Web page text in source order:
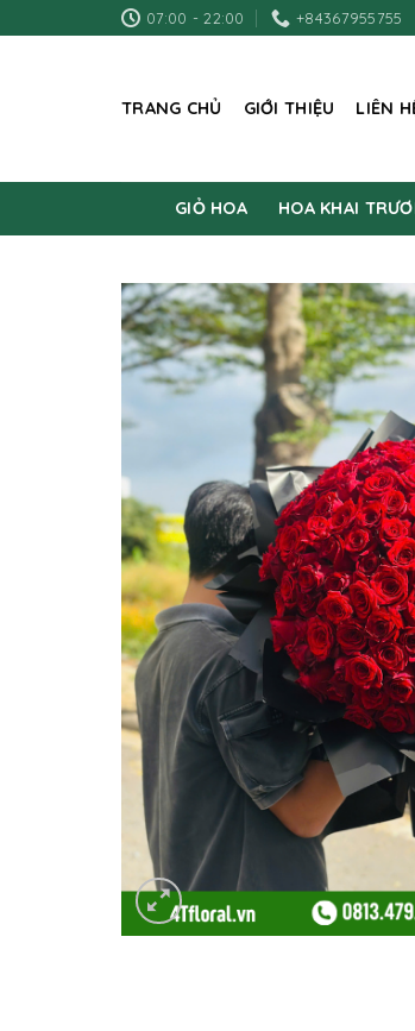
to
07:00 - 22:00 +84367955755
TRANG CHỦ GIỚI THIỆU LIÊN
GIỎ HOA HOA KHAI